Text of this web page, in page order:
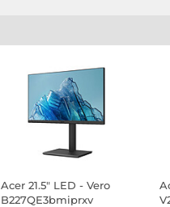
Acer 21.5" LED - Vero
B227QE3bmiprxv